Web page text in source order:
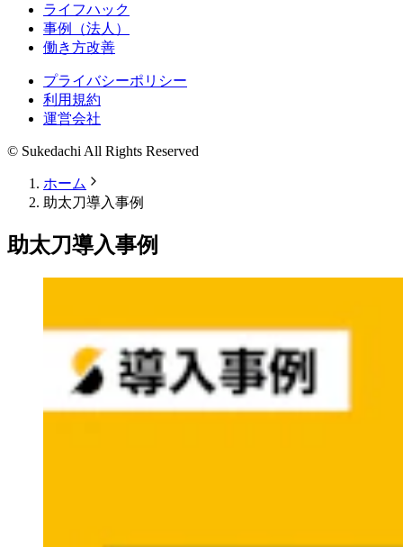
ライフハック
事例（法人）
働き方改善
プライバシーポリシー
利用規約
運営会社
© Sukedachi All Rights Reserved
ホーム
助太刀導入事例
助太刀導入事例